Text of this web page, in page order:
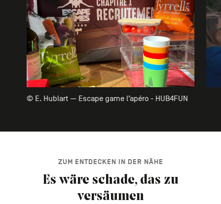
© E. Hublart — Escape game l’apéro - HUB4FUN
ZUM ENTDECKEN IN DER NÄHE
Es wäre schade, das zu
versäumen